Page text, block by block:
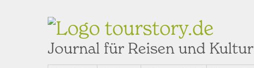
tourstory.de
Journal für Reisen und Kultur